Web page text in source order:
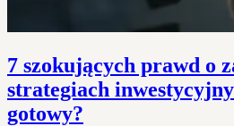
7 szokujących prawd o
strategiach
gotowy?